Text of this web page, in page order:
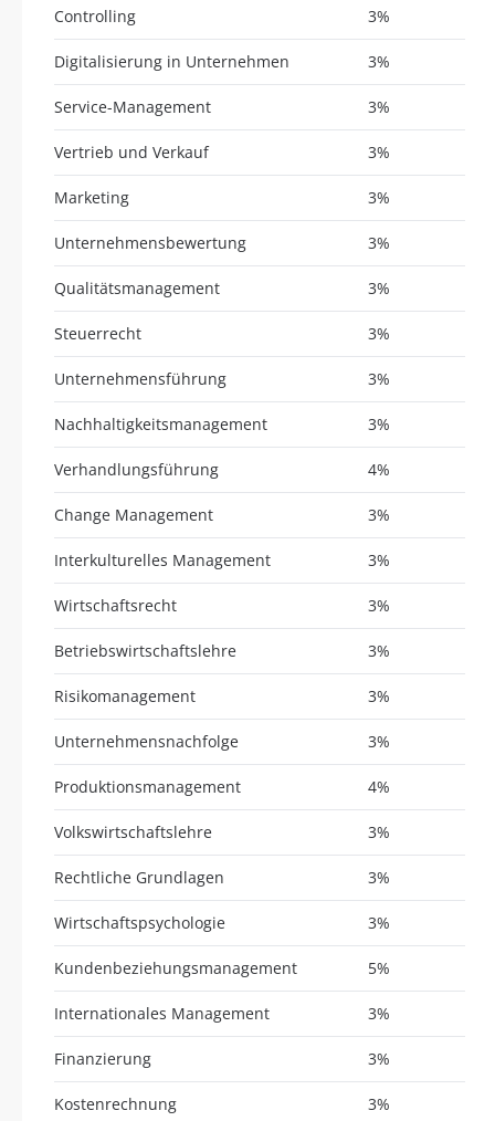
Controlling 3%
Digitalisierung in Unternehmen 3%
Service-Management 3%
Vertrieb und Verkauf 3%
Marketing 3%
Unternehmensbewertung 3%
Qualitätsmanagement 3%
Steuerrecht 3%
Unternehmensführung 3%
Nachhaltigkeitsmanagement 3%
Verhandlungsführung 4%
Change Management 3%
Interkulturelles Management 3%
Wirtschaftsrecht 3%
Betriebswirtschaftslehre 3%
Risikomanagement 3%
Unternehmensnachfolge 3%
Produktionsmanagement 4%
Volkswirtschaftslehre 3%
Rechtliche Grundlagen 3%
Wirtschaftspsychologie 3%
Kundenbeziehungsmanagement 5%
Internationales Management 3%
Finanzierung 3%
Kostenrechnung 3%